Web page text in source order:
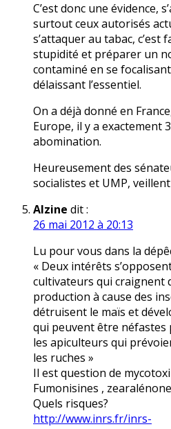
C’est donc une évidence,
surtout ceux autorisés
s’attaquer au tabac, c’est
stupidité et préparer un
contaminé en se
délaissant l’essentiel.
On a déjà donné en
Europe, il y a exactement
abomination.
Heureusement des
socialistes et UMP,
Alzine dit :
26 mai 2012 à 20:13
Lu pour vous dans la
« Deux intérêts
cultivateurs qui craignent
production à cause des
détruisent le maïs et
qui peuvent être néfastes
les apiculteurs qui
les ruches »
Il est question de
Fumonisines ,
Quels risques?
http://www.inrs.fr/inrs-